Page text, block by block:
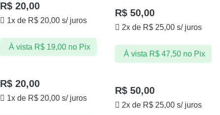
R$ 20,00
1x de R$ 20,00 s/ juros
À vista R$19,00 no Pix
R$ 20,00
1x de R$ 20,00 s/ juros
R$ 50,00
2x de R$ 25,00 s/ juros
À vista R$47,50 no Pix
R$ 50,00
2x de R$ 25,00 s/ juros